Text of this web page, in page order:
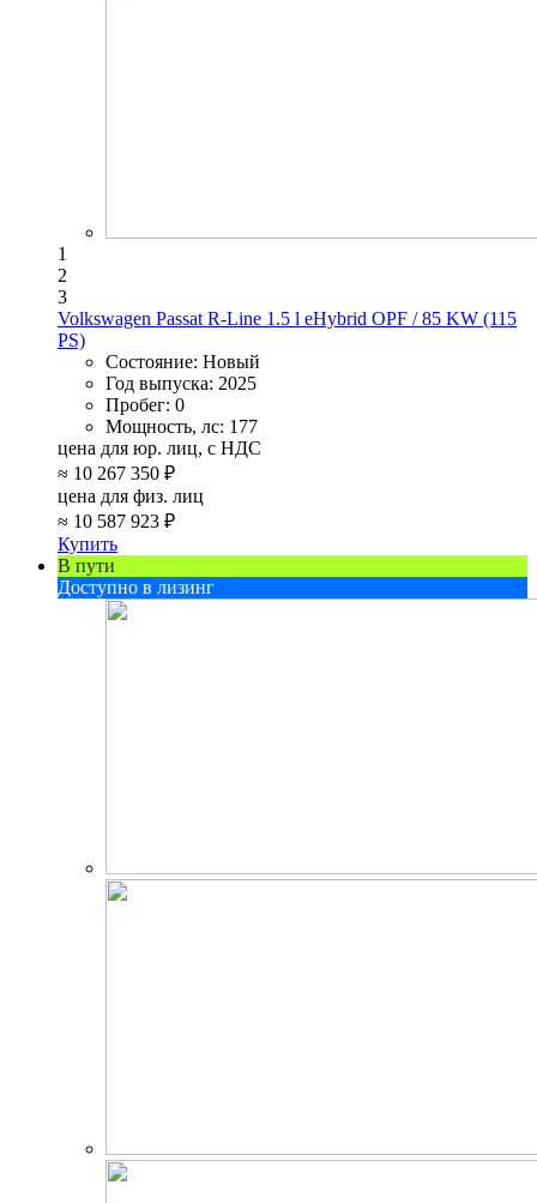
1
2
3
Volkswagen Passat R-Line 1.5 l eHybrid OPF / 85 KW (115
PS)
Состояние: Новый
Год выпуска: 2025
Пробег: 0
Мощность, лс: 177
цена для юр. лиц, с НДС
≈ 10 267 350 ₽
цена для физ. лиц
≈ 10 587 923 ₽
Купить
В пути
Доступно в лизинг